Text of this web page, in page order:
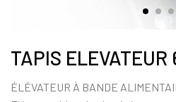
TAPIS
ÉLÉVATEUR À BANDE